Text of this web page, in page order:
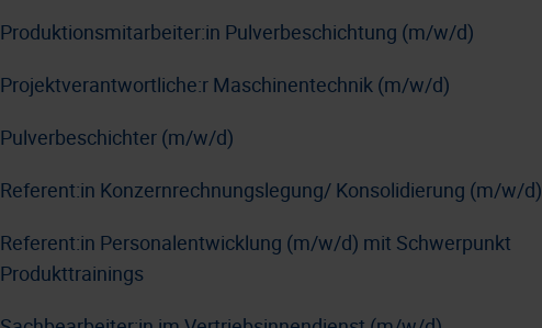
Produktionsmitarbeiter:in Pulverbeschichtung (m/w/d)
Projektverantwortliche:r Maschinentechnik (m/w/d)
Pulverbeschichter (m/w/d)
Referent:in Konzernrechnungslegung/ Konsolidierung (m/w/d)
Referent:in Personalentwicklung (m/w/d) mit Schwerpunkt
Produkttrainings